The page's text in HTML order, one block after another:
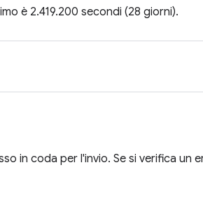
è 2.419.200 secondi (28 giorni).
in coda per l'invio. Se si verifica un